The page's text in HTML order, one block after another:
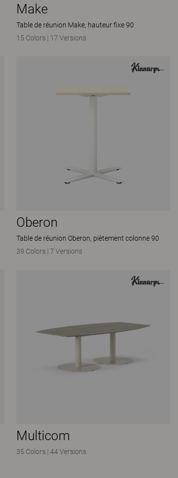
Make
Table de réunion Make, hauteur fixe 90
15 Colors | 17 Versions
Oberon
Table de réunion Oberon, piètement colonne 90
39 Colors | 7 Versions
Multicom
35 Colors | 44 Versions